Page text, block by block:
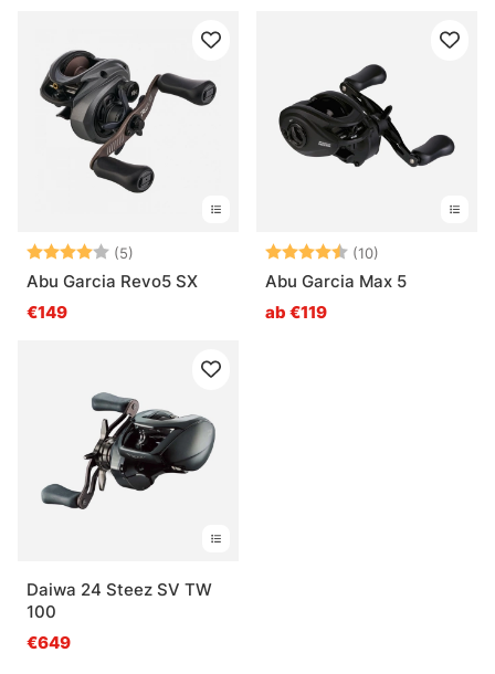
Bewertung:(5)
4.0 von 5 Sternen
Abu Garcia Revo5 SX
€149
Bewertung:(10)
Abu Garcia Max 5
ab €119
Daiwa 24 Steez SV TW
100
€649